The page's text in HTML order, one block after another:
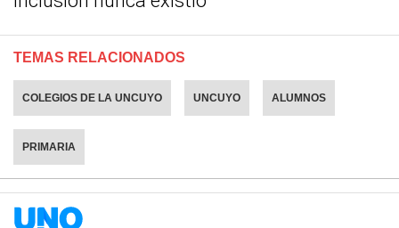
TEMAS RELACIONADOS
COLEGIOS DE LA UNCUYO UNCUYO ALUMNOS
PRIMARIA